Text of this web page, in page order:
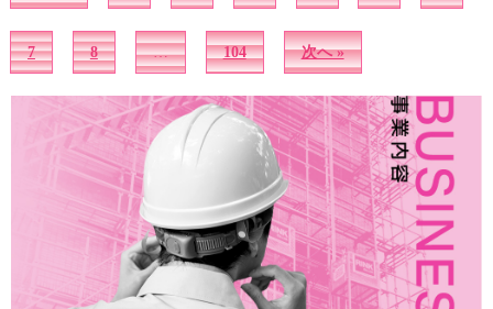
7 8 … 104 次へ »